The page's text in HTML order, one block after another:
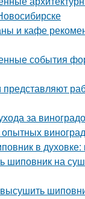
и кафе
события
представляют
за
в духовке:
шиповник на
высушить